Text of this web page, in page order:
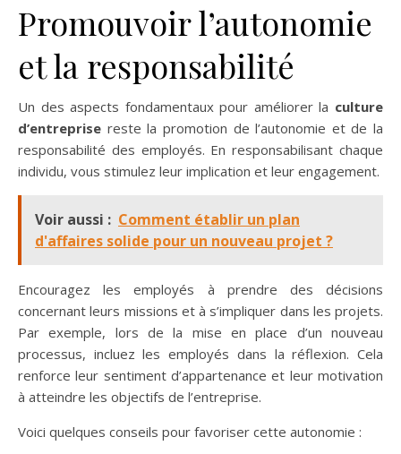
Promouvoir l’autonomie
et la responsabilité
Un des aspects fondamentaux pour améliorer la culture
d’entreprise reste la promotion de l’autonomie et de la
responsabilité des employés. En responsabilisant chaque
individu, vous stimulez leur implication et leur engagement.
Voir aussi : Comment établir un plan
d'affaires solide pour un nouveau projet ?
Encouragez les employés à prendre des décisions
concernant leurs missions et à s’impliquer dans les projets.
Par exemple, lors de la mise en place d’un nouveau
processus, incluez les employés dans la réflexion. Cela
renforce leur sentiment d’appartenance et leur motivation
à atteindre les objectifs de l’entreprise.
Voici quelques conseils pour favoriser cette autonomie :